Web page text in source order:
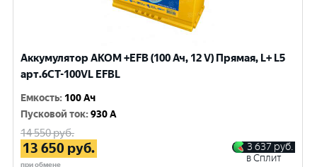
Аккумулятор AKOM +EFB (100 Ач, 12 V) Прямая, L+ L5
арт.6СТ-100VL EFBL
Емкость: 100 Ач
Пусковой ток:930 A
14 550руб.
13 650 руб.
при обмене
3 637 руб.
в Сплит